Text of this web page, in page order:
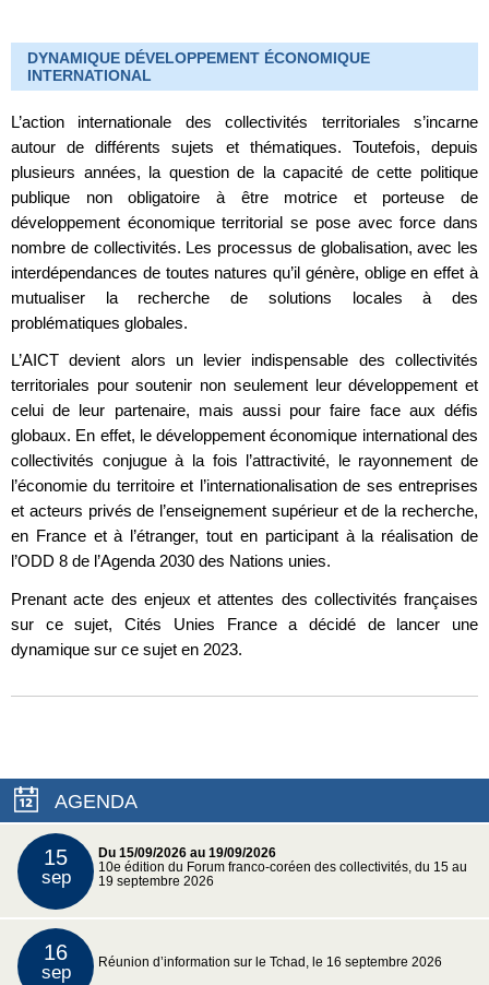
DYNAMIQUE DÉVELOPPEMENT ÉCONOMIQUE
INTERNATIONAL
L’action internationale des collectivités territoriales s’incarne
autour de différents sujets et thématiques. Toutefois, depuis
plusieurs années, la question de la capacité de cette politique
publique non obligatoire à être motrice et porteuse de
développement économique territorial se pose avec force dans
nombre de collectivités. Les processus de globalisation, avec les
interdépendances de toutes natures qu’il génère, oblige en effet à
mutualiser la recherche de solutions locales à des
problématiques globales.
L’AICT devient alors un levier indispensable des collectivités
territoriales pour soutenir non seulement leur développement et
celui de leur partenaire, mais aussi pour faire face aux défis
globaux. En effet, le développement économique international des
collectivités conjugue à la fois l’attractivité, le rayonnement de
l’économie du territoire et l’internationalisation de ses entreprises
et acteurs privés de l’enseignement supérieur et de la recherche,
en France et à l’étranger, tout en participant à la réalisation de
l’ODD 8 de l’Agenda 2030 des Nations unies.
Prenant acte des enjeux et attentes des collectivités françaises
sur ce sujet, Cités Unies France a décidé de lancer une
dynamique sur ce sujet en 2023.
AGENDA
15
sep
Du 15/09/2026 au 19/09/2026
10e édition du Forum franco-coréen des collectivités, du 15 au
19 septembre 2026
16
sep Réunion d’information sur le Tchad, le 16 septembre 2026